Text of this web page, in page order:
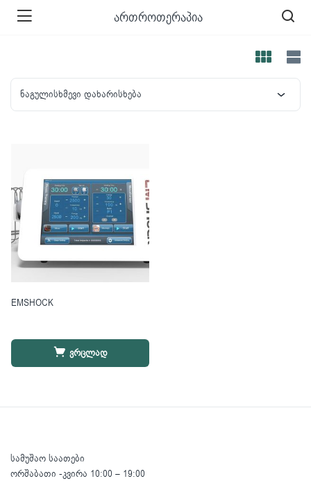
ართროთერაპია
ნაგულისხმევი დახარისხება
EMSHOCK
ვრცლად
სამუშაო საათები
ორშაბათი -კვირა 10:00 – 19:00